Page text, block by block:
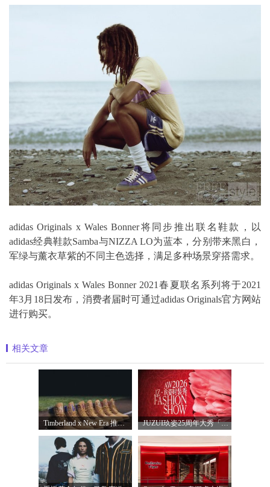
adidas Originals x Wales Bonner将同步推出联名鞋款，以
adidas经典鞋款Samba与NIZZA LO为蓝本，分别带来黑白，
军绿与薰衣草紫的不同主色选择，满足多种场景穿搭需求。
adidas Originals x Wales Bonner 2021春夏联名系列将于2021
年3月18日发布，消费者届时可通过adidas Originals官方网站
进行购买。
相关文章
Timberland x New Era 推出全新联名系列，以经 JUZUI玖姿25周年大秀「循光新生」 光起二